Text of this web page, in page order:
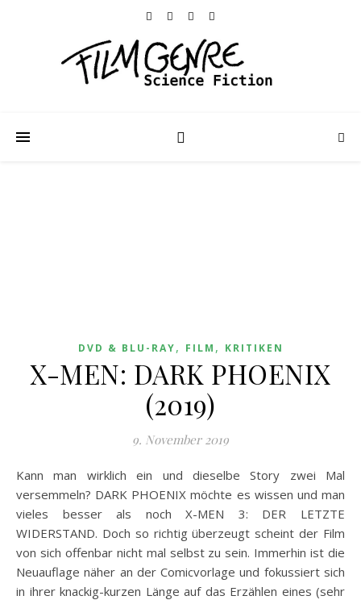
DVD & BLU-RAY, FILM , KRITIKEN
X-MEN: DARK PHOENIX
(2019)
9. November 2019
Kann man wirklich ein und dieselbe Story zwei Mal
versemmeln? DARK PHOENIX möchte es wissen und man
vieles besser als noch X-MEN 3: DER LETZTE
WIDERSTAND. Doch so richtig überzeugt scheint der Film
von sich offenbar nicht mal selbst zu sein. Immerhin ist die
Neuauflage näher an der Comicvorlage und fokussiert sich
in ihrer knackig-kurzen Länge auf das Erzählen eines (sehr